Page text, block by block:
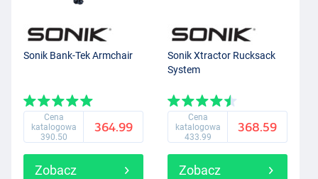
Sonik Bank-Tek Armchair
Cena
katalogowa
390.50
364.99
Zobacz
Sonik Xtractor Rucksack
System
Cena
katalogowa
433.99
368.59
Zobacz